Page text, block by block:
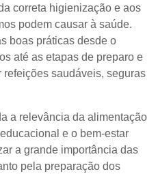
correta higienização e aos
podem causar à saúde.
boas práticas desde o
até as etapas de preparo e
saudáveis, seguras
a relevância da alimentação
e o bem-estar
a grande importância das
pela preparação dos